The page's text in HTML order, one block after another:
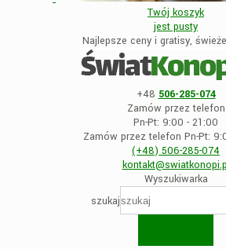
Twój koszyk
jest pusty
Najlepsze ceny i gratisy,
+48 506-285-074
Zamów przez telefon
Pn-Pt: 9:00 - 21:00
Zamów przez telefon Pn-Pt:
(+48) 506-285-074
kontakt@swiatkonopi
Wyszukiwarka
szukaj